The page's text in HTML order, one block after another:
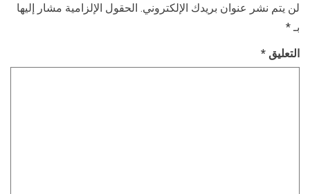
لن يتم نشر عنوان بريدك الإلكتروني. الحقول الإلزامية مشار إليها
بـ *
التعليق *